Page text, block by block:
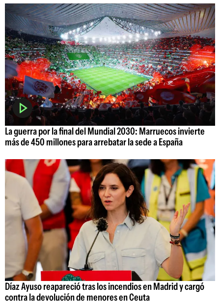
La guerra por la final del Mundial 2030: Marruecos invierte
más de 450 millones para arrebatar la sede a España
Díaz Ayuso reapareció tras los incendios en Madrid y cargó
contra la devolución de menores en Ceuta